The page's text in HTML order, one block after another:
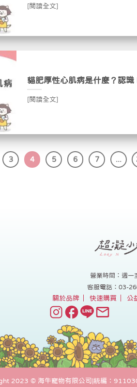
[閱讀全文]
貓肥厚性心肌病是什麼？認
[閱讀全文]
3 4 5 6 7 ...
營業時間：週一
客服電話：03-
關於品牌 快速購買 公
2023 © 海牛寵物有限公司|統編：